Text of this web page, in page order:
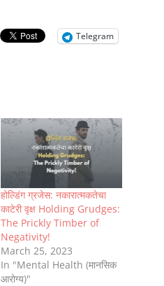
Telegram
होल्डिंग ग्रजेस: नकारात्मकतेचा
काटेरी वृक्ष Holding Grudges:
The Prickly Timber of
Negativity!
March 25, 2023
In "Mental Health (मानसिक
आरोग्य)"